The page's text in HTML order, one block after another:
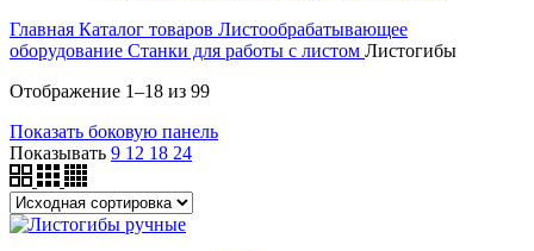
Главная Каталог товаров Листообрабатывающее
оборудование Станки для работы с листом Листогибы
Отображение 1–18 из 99
Показать боковую панель
Показывать 9 12 18 24